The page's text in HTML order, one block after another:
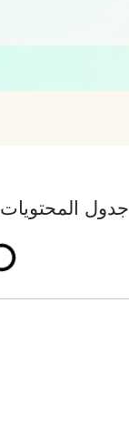
جدول المحتويات